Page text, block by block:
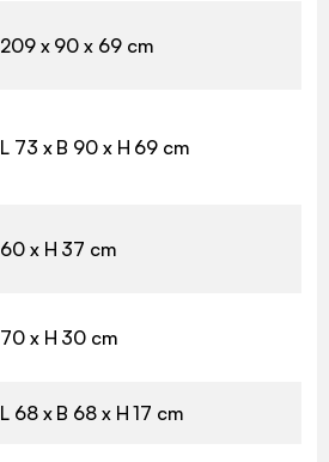
209 x 90 x 69 cm
L 73 x B 90 x H 69 cm
60 x H 37 cm
70 x H 30 cm
L 68 x B 68 x H 17 cm